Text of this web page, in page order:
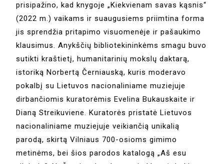
prisipažino, kad knygoje „Kiekvienam savas kąsnis“
(2022 m.) vaikams ir suaugusiems priimtina forma
jis sprendžia pritapimo visuomenėje ir pašaukimo
klausimus. Anykščių bibliotekininkėms smagu buvo
sutikti kraštietį, humanitarinių mokslų daktarą,
istoriką Norbertą Černiauską, kuris moderavo
pokalbį su Lietuvos nacionaliniame muziejuje
dirbančiomis kuratorėmis Evelina Bukauskaite ir
Dianą Streikuviene. Kuratorės pristatė Lietuvos
nacionaliniame muziejuje veikiančią unikalią
parodą, skirtą Vilniaus 700-osioms gimimo
metinėms, bei šios parodos katalogą „Aš esu